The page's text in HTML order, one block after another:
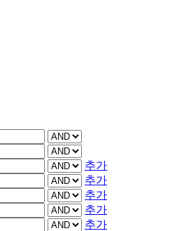
추가
추가
추가
추가
추가